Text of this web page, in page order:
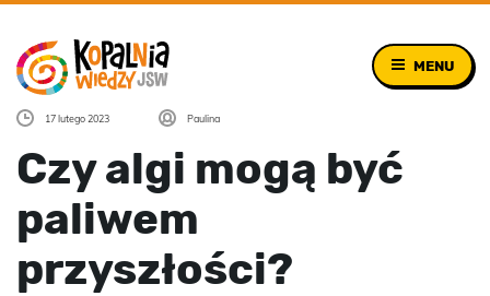
MENU
17 lutego 2023 Paulina
Czy algi mogą być
paliwem
przyszłości?